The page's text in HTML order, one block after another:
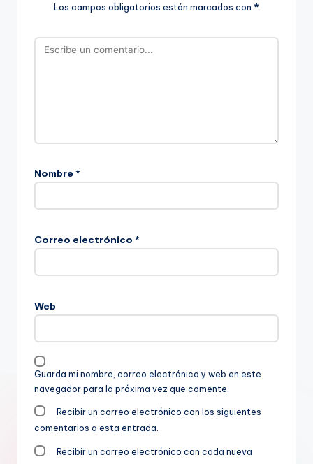
Los campos obligatorios están marcados con *
Nombre *
Correo electrónico *
Web
Guarda mi nombre, correo electrónico y web en este
navegador para la próxima vez que comente.
Recibir un correo electrónico con los siguientes
comentarios a esta entrada.
Recibir un correo electrónico con cada nueva